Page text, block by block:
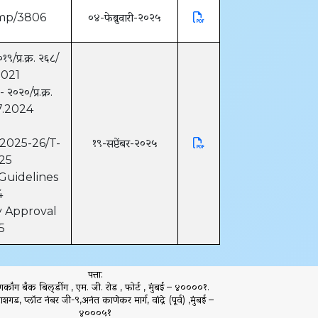
3806 ०४-फेब्रुवारी-२०२५
प्र.क्र. २६८/
प्र.क्र.
26/T-
१९-सप्टेंबर-२०२५
पत्ता:
बँक बिल्डींग , एम. जी. रोड , फोर्ट , मुंबई – ४००००१.
प्लॉट नंबर जी-९,अनंत काणेकर मार्ग, वांद्रे (पूर्व) ,मुंबई –
४०००५१